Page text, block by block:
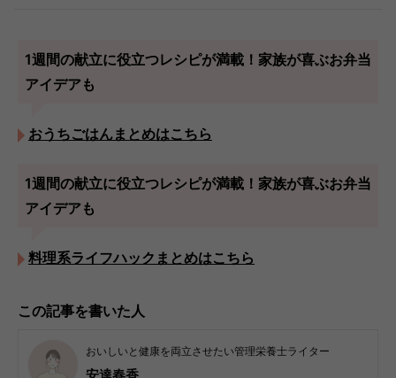
1週間の献立に役立つレシピが満載！家族が喜ぶお弁当
アイデアも
おうちごはんまとめはこちら
1週間の献立に役立つレシピが満載！家族が喜ぶお弁当
アイデアも
料理系ライフハックまとめはこちら
この記事を書いた人
おいしいと健康を両立させたい管理栄養士ライター